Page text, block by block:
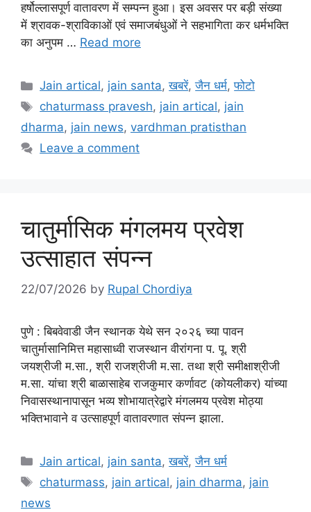
हर्षोल्लासपूर्ण वातावरण में सम्पन्न हुआ। इस अवसर पर बड़ी संख्या
में श्रावक-श्राविकाओं एवं समाजबंधुओं ने सहभागिता कर धर्मभक्ति
का अनुपम … Read more
Categories
Jain artical, jain santa,खबरें,जैन धर्म,फोटो
Tags
chaturmass pravesh, jain artical, jain
dharma, jain news, vardhman pratisthan
Leave a comment
चातुर्मासिक मंगलमय प्रवेश
उत्साहात संपन्न
22/07/2026 by Rupal Chordiya
पुणे : बिबवेवाडी जैन स्थानक येथे सन २०२६ च्या पावन
चातुर्मासानिमित्त महासाध्वी राजस्थान वीरांगना प. पू. श्री
जयश्रीजी म.सा., श्री राजश्रीजी म.सा. तथा श्री समीक्षाश्रीजी
म.सा. यांचा श्री बाळासाहेब राजकुमार कर्णावट (कोयलीकर) यांच्या
निवासस्थानापासून भव्य शोभायात्रेद्वारे मंगलमय प्रवेश मोठ्या
भक्तिभावाने व उत्साहपूर्ण वातावरणात संपन्न झाला.
Categories
Jain artical, jain santa,खबरें,जैन धर्म
Tags
chaturmass, jain artical, jain dharma, jain
news